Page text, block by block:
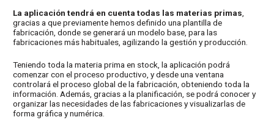
La aplicación tendrá en cuenta todas las materias primas
gracias a que previamente hemos definido una plantilla de
fabricación, donde se generará un modelo base, para las
fabricaciones más habituales, agilizando la gestión y producción.
Teniendo toda la materia prima en stock, la aplicación podrá
comenzar con el proceso productivo, y desde una ventana
controlará el proceso global de la fabricación, obteniendo toda la
información. Además, gracias a la planificación, se podrá conocer y
organizar las necesidades de las fabricaciones y visualizarlas de
forma gráfica y numérica.